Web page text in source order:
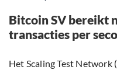
Bitcoin SV bereikt
transacties per
Het Scaling Test Network